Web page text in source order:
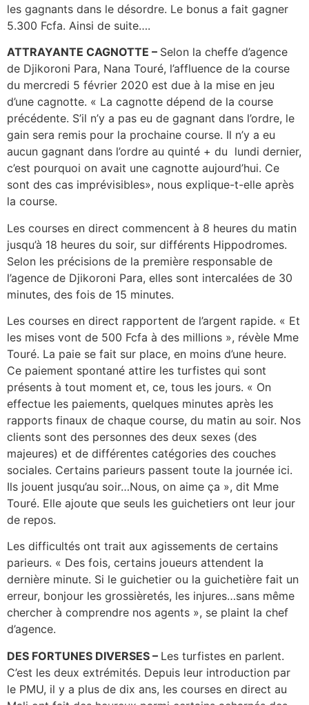
les gagnants dans le désordre. Le bonus a fait gagner
5.300 Fcfa. Ainsi de suite….
ATTRAYANTE CAGNOTTE – Selon la cheffe d’agence
de Djikoroni Para, Nana Touré, l’affluence de la course
du mercredi 5 février 2020 est due à la mise en jeu
d’une cagnotte. « La cagnotte dépend de la course
précédente. S’il n’y a pas eu de gagnant dans l’ordre, le
gain sera remis pour la prochaine course. Il n’y a eu
aucun gagnant dans l’ordre au quinté + du lundi dernier,
c’est pourquoi on avait une cagnotte aujourd’hui. Ce
sont des cas imprévisibles», nous explique-t-elle après
la course.
Les courses en direct commencent à 8 heures du matin
jusqu’à 18 heures du soir, sur différents Hippodromes.
Selon les précisions de la première responsable de
l’agence de Djikoroni Para, elles sont intercalées de 30
minutes, des fois de 15 minutes.
Les courses en direct rapportent de l’argent rapide. « Et
les mises vont de 500 Fcfa à des millions », révèle Mme
Touré. La paie se fait sur place, en moins d’une heure.
Ce paiement spontané attire les turfistes qui sont
présents à tout moment et, ce, tous les jours. « On
effectue les paiements, quelques minutes après les
rapports finaux de chaque course, du matin au soir. Nos
clients sont des personnes des deux sexes (des
majeures) et de différentes catégories des couches
sociales. Certains parieurs passent toute la journée ici.
Ils jouent jusqu’au soir…Nous, on aime ça », dit Mme
Touré. Elle ajoute que seuls les guichetiers ont leur jour
de repos.
Les difficultés ont trait aux agissements de certains
parieurs. « Des fois, certains joueurs attendent la
dernière minute. Si le guichetier ou la guichetière fait un
erreur, bonjour les grossièretés, les injures…sans même
chercher à comprendre nos agents », se plaint la chef
d’agence.
DES FORTUNES DIVERSES – Les turfistes en parlent.
C’est les deux extrémités. Depuis leur introduction par
le PMU, il y a plus de dix ans, les courses en direct au